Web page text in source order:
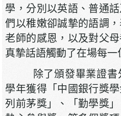
學，分別以英語、普通
們以稚嫩卻誠摯的語調
老師的感恩，以及對父
真摯話語觸動了在場每一
除了頒發畢業證書
學年獲得「中國銀行獎
列前茅獎」、「勤學獎